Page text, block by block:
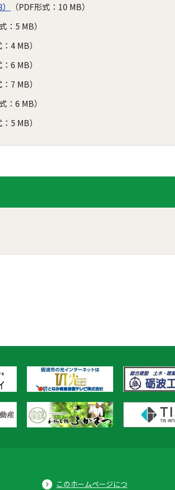
（PDF形式：10 MB）
：5 MB）
4 MB）
6 MB）
7 MB）
：6 MB）
5 MB）
このホームページにつ